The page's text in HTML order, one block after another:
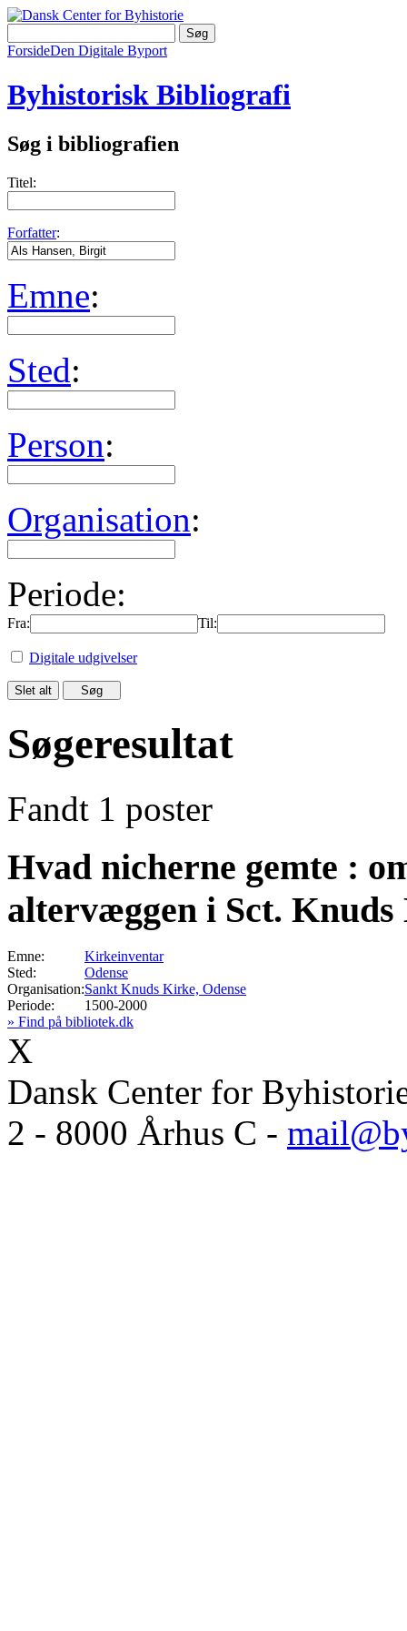
ForsideDen Digitale Byport
Byhistorisk Bibliografi
Søg i bibliografien
Titel:
Forfatter:
Emne:
Sted:
Person:
Organisation:
Periode:
Fra: Til:
Digitale udgivelser
Søgeresultat
Fandt 1 poster
Hvad nicherne gemte :
altervæggen i Sct.
Emne:
Kirkeinventar
Sted:
Odense
Organisation:Sankt Knuds Kirke, Odense
Periode:
1500-2000
» Find på bibliotek.dk
X
Dansk Center for
2 - 8000 Århus C -